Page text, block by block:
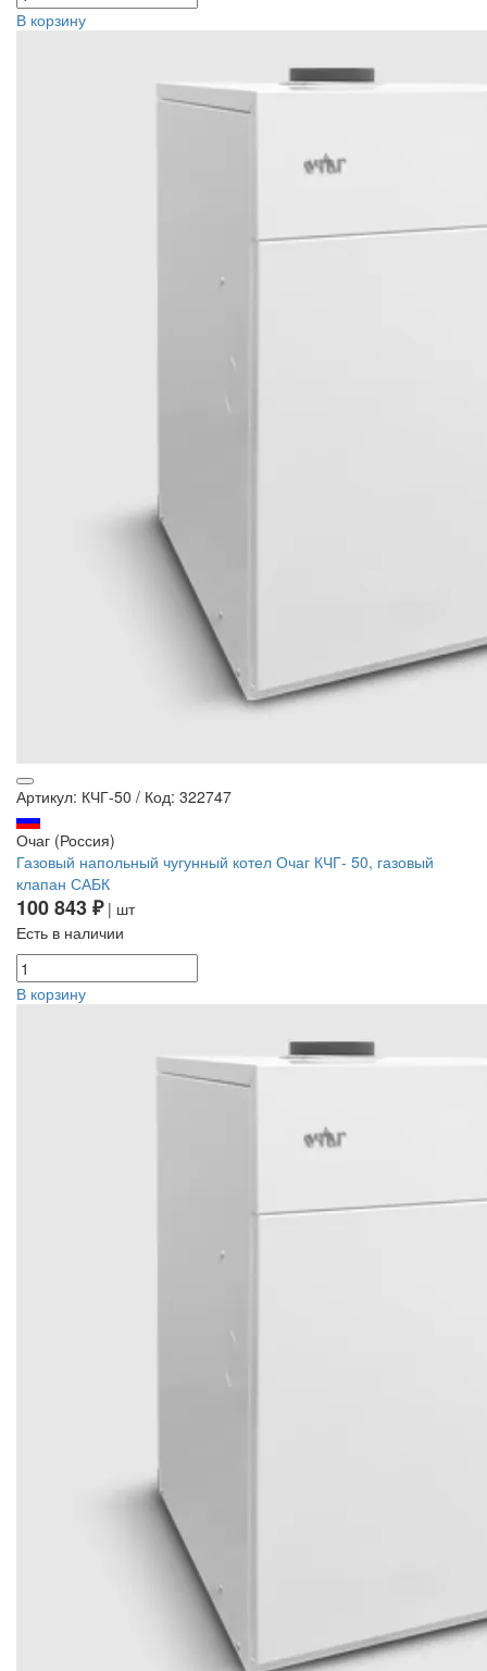
В корзину
Артикул: КЧГ-50 / Код: 322747
Очаг (Россия)
Газовый напольный чугунный котел Очаг КЧГ- 50, газовый
клапан САБК
100 843 ₽| шт
Есть в наличии
В корзину